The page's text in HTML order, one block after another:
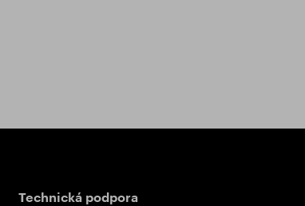
Technická podpora